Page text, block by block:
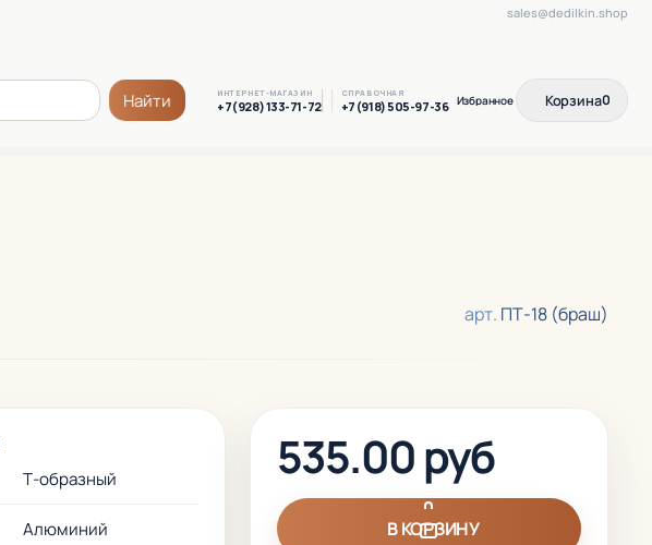
sales@dedilkin.shop
Найти ИНТЕРНЕТ-МАГАЗИН
+7(928) 133-71-72
СПРАВОЧНАЯ
+7(918) 505-97-36 Корзина0
арт. ПТ-18 (браш)
Т-образный
Алюминий
535.00 руб
В КОРЗИНУ